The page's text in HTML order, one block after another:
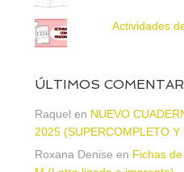
Actividades
ÚLTIMOS
Raquel en NUEVO
2025 (SUPERCOMPLETO Y
Roxana Denise en Fichas